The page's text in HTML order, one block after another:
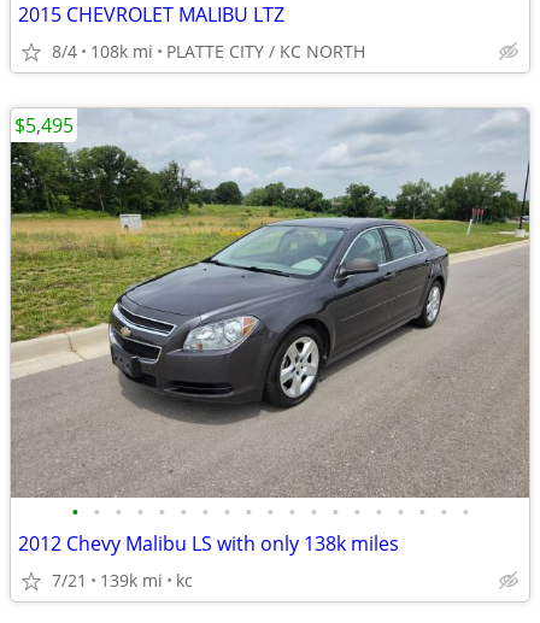
2015 CHEVROLET MALIBU LTZ
8/4 108k mi PLATTE CITY / KC NORTH
• • • • • • • • • • • • • • • • • • •
2012 Chevy Malibu LS with only 138k miles
7/21 139k mi kc
$5,495